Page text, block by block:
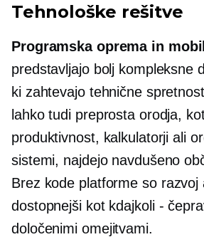
Tehnološke rešitve
Programska oprema in
predstavljajo bolj kompleksne
ki zahtevajo tehnične
lahko tudi preprosta orodja,
produktivnost, kalkulatorji ali
sistemi, najdejo navdušeno
Brez kode platforme so razvoj
dostopnejši kot kdajkoli -
določenimi omejitvami.